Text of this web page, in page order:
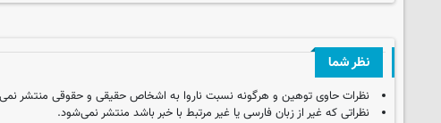
نظر شما
نظرات حاوی توهین و هرگونه نسبت ناروا به اشخاص حقیقی و حقوقی منتشر
نظراتی که غیر از زبان فارسی یا غیر مرتبط با خبر باشد منتشر نمی‌شود.